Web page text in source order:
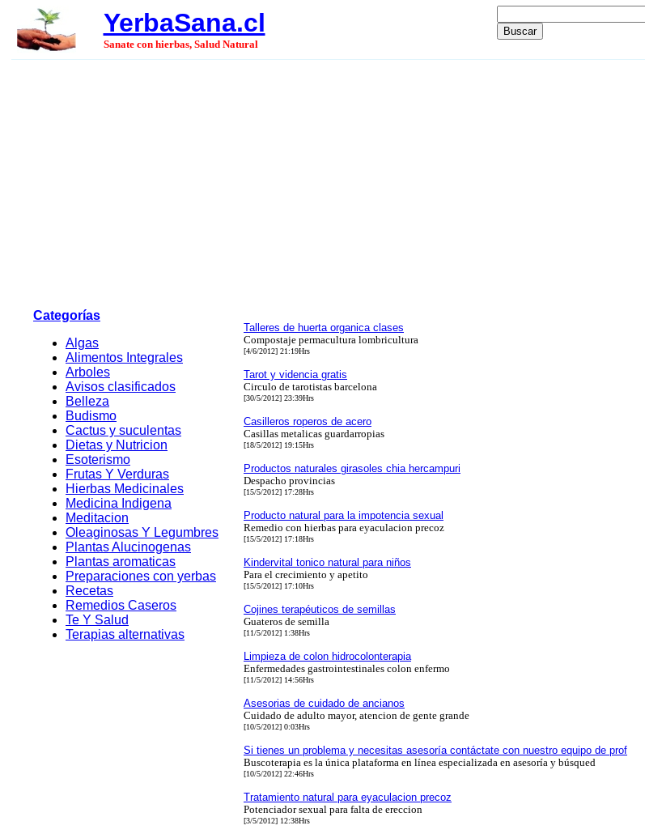
YerbaSana.cl
Sanate con hierbas, Salud Natural
Categorías
Algas
Alimentos Integrales
Arboles
Avisos clasificados
Belleza
Budismo
Cactus y suculentas
Dietas y Nutricion
Esoterismo
Frutas Y Verduras
Hierbas Medicinales
Medicina Indigena
Meditacion
Oleaginosas Y Legumbres
Plantas Alucinogenas
Plantas aromaticas
Preparaciones con yerbas
Recetas
Remedios Caseros
Te Y Salud
Terapias alternativas
Talleres de huerta organica clases
Compostaje permacultura lombricultura
[4/6/2012] 21:19Hrs
Tarot y videncia gratis
Circulo de tarotistas barcelona
[30/5/2012] 23:39Hrs
Casilleros roperos de acero
Casillas metalicas guardarropias
[18/5/2012] 19:15Hrs
Productos naturales girasoles chia hercampuri
Despacho provincias
[15/5/2012] 17:28Hrs
Producto natural para la impotencia sexual
Remedio con hierbas para eyaculacion precoz
[15/5/2012] 17:18Hrs
Kindervital tonico natural para niños
Para el crecimiento y apetito
[15/5/2012] 17:10Hrs
Cojines terapéuticos de semillas
Guateros de semilla
[11/5/2012] 1:38Hrs
Limpieza de colon hidrocolonterapia
Enfermedades gastrointestinales colon enfermo
[11/5/2012] 14:56Hrs
Asesorias de cuidado de ancianos
Cuidado de adulto mayor, atencion de gente grande
[10/5/2012] 0:03Hrs
Si tienes un problema y necesitas asesoría contáctate con nuestro equipo de prof
Buscoterapia es la única plataforma en línea especializada en asesoría y búsqued
[10/5/2012] 22:46Hrs
Tratamiento natural para eyaculacion precoz
Potenciador sexual para falta de ereccion
[3/5/2012] 12:38Hrs